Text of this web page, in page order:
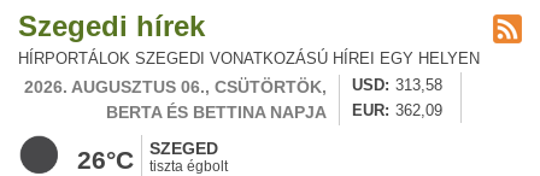
Szegedi hírek
HÍRPORTÁLOK SZEGEDI VONATKOZÁSÚ HÍREI EGY HELYEN
2026. AUGUSZTUS 06., CSÜTÖRTÖK,
BERTA ÉS BETTINA NAPJA
USD
313,58
EUR
362,09
26°C SZEGED
tiszta égbolt